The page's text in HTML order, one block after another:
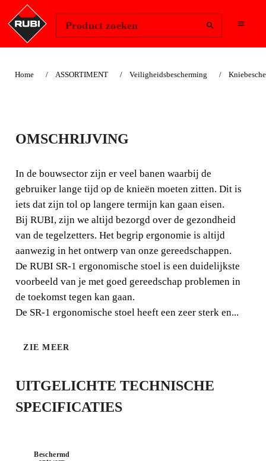
Product zoeken
Home ASSORTIMENT Veiligheidsbescherming
ERGONOMISCHE
STOEL SR-1
In de bouwsector zijn er veel banen waarbij de gebruiker
lange tijd op de knieën moeten zitten. Dit is iets dat zijn
tol op langere termijn kan gaan eisen.
HOOG
MOGEN
HARDE
OPPERVLA
OMSCHRIJVING
In de bouwsector zijn er veel banen waarbij de
gebruiker lange tijd op de knieën moeten zitten. Dit is
iets dat zijn tol op langere termijn kan gaan eisen.
Bij RUBI, zijn we altijd bezorgd over de gezondheid
van de tegelzetters. Het begrip ergonomie is altijd
aanwezig in het ontwerp van onze gereedschappen.
De RUBI SR-1 ergonomische stoel is een duidelijkste
voorbeeld van je met goed gereedschap problemen in
de toekomst tegen kan gaan.
De SR-1 ergonomische stoel heeft een zeer sterk en...
ZIE MEER
UITGELICHTE TECHNISCHE
SPECIFICATIES
Beschermd